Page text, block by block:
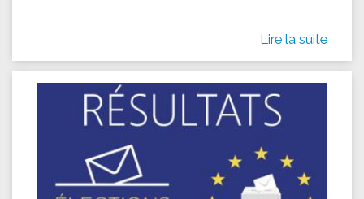
Lire la suite